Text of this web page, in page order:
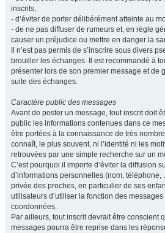
inscrits,
- d’éviter de porter délibérément atteinte au
- de ne pas diffuser de rumeurs et, en règle
causer un préjudice ou mettre en danger la
Il n’est pas permis de s’inscrire sous divers
brouiller les échanges. Il est recommandé à
présenter lors de son premier message et de
suite des échanges.
Caractère public des messages
Avant de poster un message, tout inscrit doit
public les informations contenues dans ce
être portées à la connaissance de très
connaît, le plus souvent, ni l’identité ni les
retrouvées par une simple recherche sur un
C’est pourquoi il importe d’éviter la diffusion
d’informations personnelles (nom,
privée des proches, en particulier de ses
utilisateurs d’utiliser la fonction des
coordonnées.
Par ailleurs, tout inscrit devrait être conscient
messages pourra être reprise dans les